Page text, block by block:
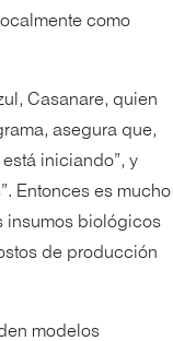
como
Casanare, quien
asegura que,
iniciando”, y
Entonces es mucho
insumos biológicos
de producción
modelos